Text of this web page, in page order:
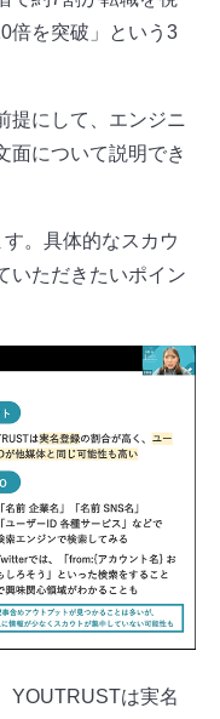
倍を突破」という3
提にして、エンジニ
面について説明でき
。具体的なスカウ
いただきたいポイン
YOUTRUSTは実名